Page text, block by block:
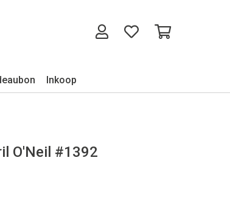
Inkoop
O'Neil #1392